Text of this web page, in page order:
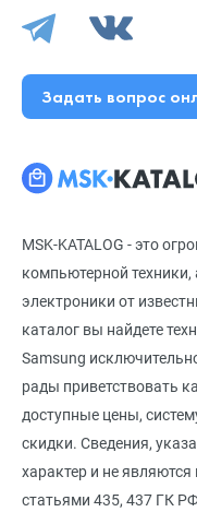
MSK-KATALOG - это
компьютерной техники,
электроники от
каталог вы найдете
Samsung
рады приветствовать
доступные цены,
скидки. Сведения,
характер и не
статьями 435, 437 ГК
Задать вопрос